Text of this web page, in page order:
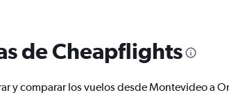
de Cheapflights
y comparar los vuelos desde Montevideo a